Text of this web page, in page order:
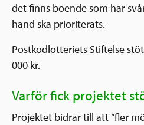
det finns boende som har
hand ska prioriterats.
Postkodlotteriets Stiftelse
000 kr.
Varför fick projektet
Projektet bidrar till att ”fler